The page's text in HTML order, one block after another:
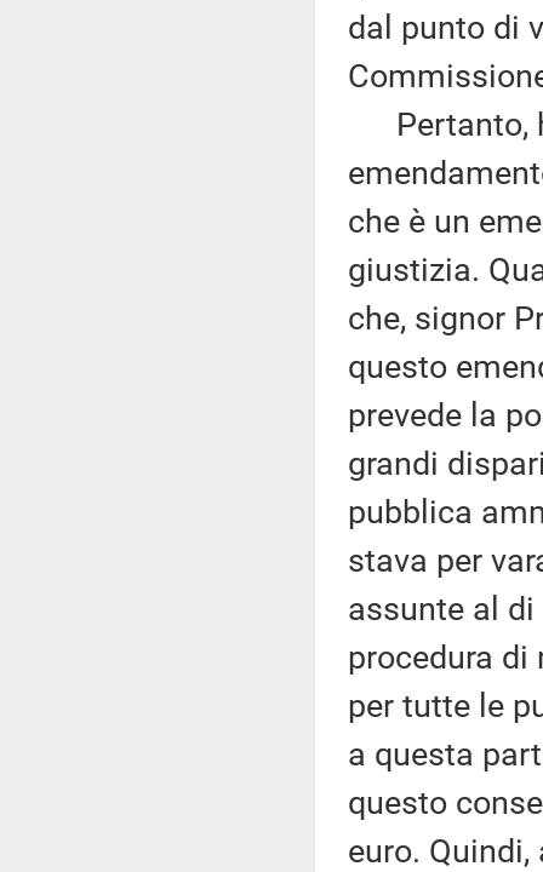
dal punto di
Pertanto,
che è un
giustizia.
che, signor
questo
prevede la
grandi
pubblica
stava per
assunte al
procedura di
per tutte le
a questa
questo
euro.